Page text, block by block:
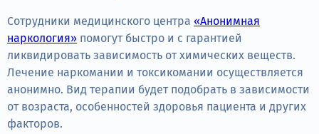
Нарколог
Стационар
Психиатрия
Сотрудники медицинского центра «Анонимная
наркология» помогут быстро и с гарантией
ликвидировать зависимость от химических веществ.
Лечение наркомании и токсикомании осуществляется
анонимно. Вид терапии будет подобрать в зависимости
от возраста, особенностей здоровья пациента и других
факторов.